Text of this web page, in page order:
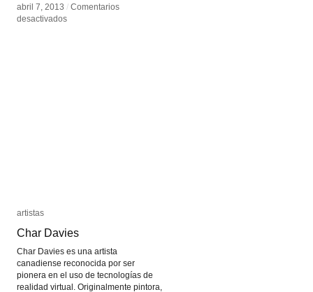
abril 7, 2013 / Comentarios
desactivadosen
abril 7, 2013 / Comentarios
desactivadosen
artistas
Char Davies
Char Davies es una artista
canadiense reconocida por ser
pionera en el uso de tecnologías de
realidad virtual. Originalmente pintora,
artistas
Char Davies